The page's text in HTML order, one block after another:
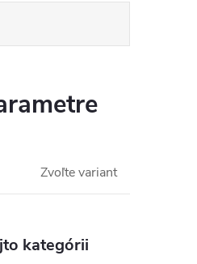
Zvoľte variant
kategórii